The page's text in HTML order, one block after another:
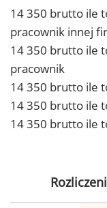
14 350 brutto ile
pracownik innej
14 350 brutto ile
pracownik
14 350 brutto ile
14 350 brutto ile
14 350 brutto ile